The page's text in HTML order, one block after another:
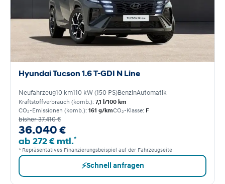
Hyundai Tucson 1.6 T-GDI N Line
Neufahrzeug10 km110 kW (150 PS)BenzinAutomatik
Kraftstoffverbrauch (komb.): 7,1 l/100 km
CO₂-Emissionen (komb.): 161 g/kmCO₂-Klasse: F
bisher 37.410 €
36.040 €
ab 272 € mtl.*
* Repräsentatives Finanzierungsbeispiel auf der Fahrzeugseite
⚡Schnell anfragen